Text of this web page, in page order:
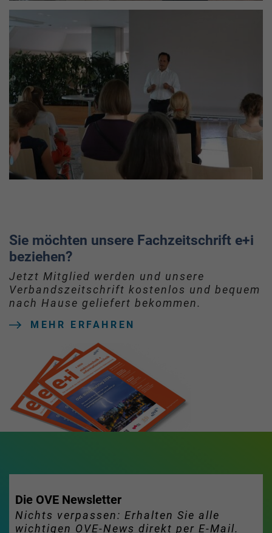
Sie möchten unsere Fachzeitschrift e+i
beziehen?
Jetzt Mitglied werden und unsere
Verbandszeitschrift kostenlos und bequem
nach Hause geliefert bekommen.
MEHR ERFAHREN
Die OVE Newsletter
Nichts verpassen: Erhalten Sie alle
wichtigen OVE-News direkt per E-Mail.